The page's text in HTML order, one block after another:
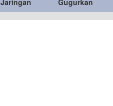
Internasional
Etomidate,
Proses
Hukum, PWI